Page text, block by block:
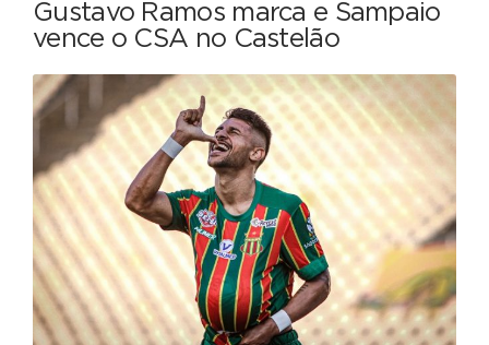
Gustavo Ramos marca e Sampaio
vence o CSA no Castelão